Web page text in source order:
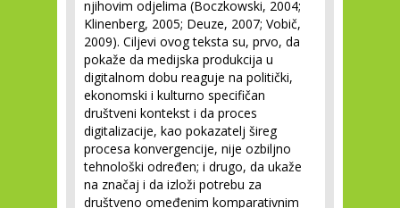
njihovim odjelima (Boczkowski, 2004;
Klinenberg, 2005; Deuze, 2007; Vobič,
2009). Ciljevi ovog teksta su, prvo, da
pokaže da medijska produkcija u
digitalnom dobu reaguje na politički,
ekonomski i kulturno specifičan
društveni kontekst i da proces
digitalizacije, kao pokazatelj šireg
procesa konvergencije, nije ozbiljno
tehnološki određen; i drugo, da ukaže
na značaj i da izloži potrebu za
društveno omeđenim komparativnim